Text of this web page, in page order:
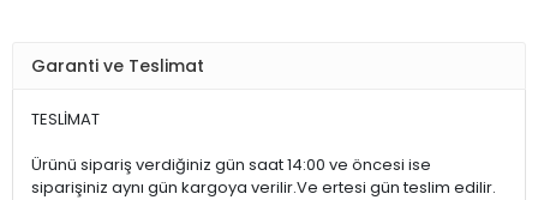
Garanti ve Teslimat
TESLİMAT
Ürünü sipariş verdiğiniz gün saat 14:00 ve öncesi ise
siparişiniz aynı gün kargoya verilir.Ve ertesi gün teslim edilir.